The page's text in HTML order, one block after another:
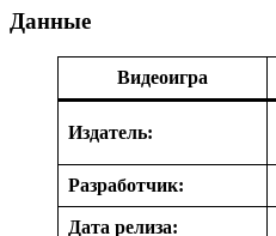
Данные
Видеоигра
Издатель:
Разработчик:
Дата релиза: